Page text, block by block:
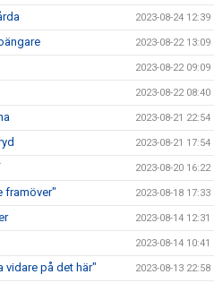
2023-08-24 12:39
2023-08-22 13:09
2023-08-22 09:09
2023-08-22 08:40
2023-08-21 22:54
2023-08-21 17:54
2023-08-20 16:22
framöver" 2023-08-18 17:33
2023-08-14 12:31
2023-08-14 10:41
vidare på det här" 2023-08-13 22:58